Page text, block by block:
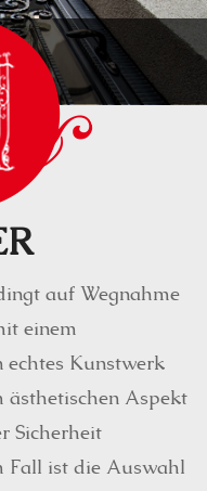
auf Wegnahme
einem
echtes Kunstwerk
ästhetischen Aspekt
Sicherheit
Fall ist die Auswahl